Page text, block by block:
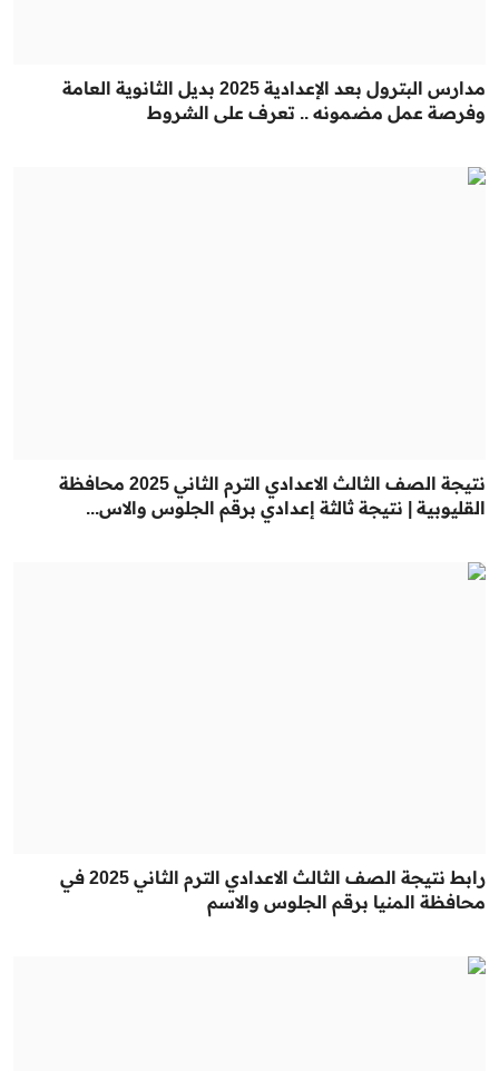
مدارس البترول بعد الإعدادية 2025 بديل الثانوية العامة
وفرصة عمل مضمونه .. تعرف على الشروط
نتيجة الصف الثالث الاعدادي الترم الثاني 2025 محافظة
القليوبية | نتيجة ثالثة إعدادي برقم الجلوس والاس...
رابط نتيجة الصف الثالث الاعدادي الترم الثاني 2025 في
محافظة المنيا برقم الجلوس والاسم